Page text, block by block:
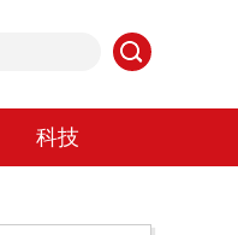
科技